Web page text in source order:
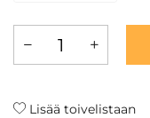
Lisää toivelistaan